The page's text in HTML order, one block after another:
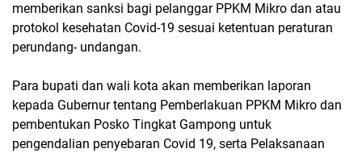
memberikan sanksi bagi pelanggar PPKM Mikro dan atau
protokol kesehatan Covid-19 sesuai ketentuan peraturan
perundang- undangan.
Para bupati dan wali kota akan memberikan laporan
kepada Gubernur tentang Pemberlakuan PPKM Mikro dan
pembentukan Posko Tingkat Gampong untuk
pengendalian penyebaran Covid 19, serta Pelaksanaan